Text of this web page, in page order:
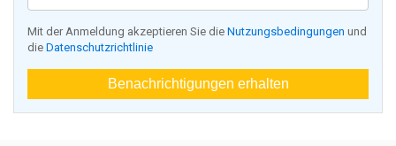
Mit der Anmeldung akzeptieren Sie die Nutzungsbedingungen und
die Datenschutzrichtlinie
Benachrichtigungen erhalten